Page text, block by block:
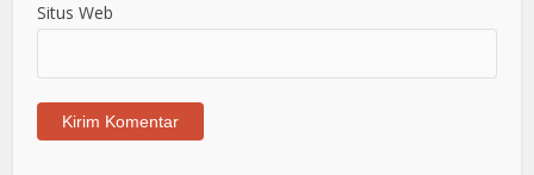
Situs Web